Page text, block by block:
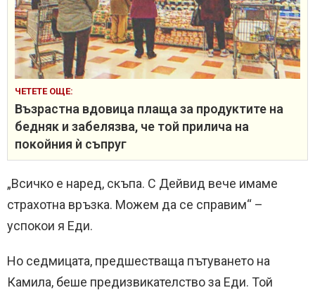
ЧЕТЕТЕ ОЩЕ:
Възрастна вдовица плаща за продуктите на
бедняк и забелязва, че той прилича на
покойния ѝ съпруг
„Всичко е наред, скъпа. С Дейвид вече имаме
страхотна връзка. Можем да се справим“ –
успокои я Еди.
Но седмицата, предшестваща пътуването на
Камила, беше предизвикателство за Еди. Той